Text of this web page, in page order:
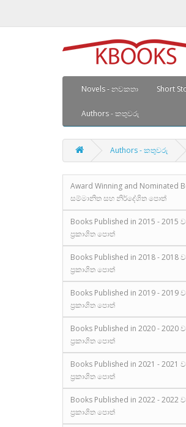
Novels - නවකතා Short
Authors - කතුවරු
Authors - කතුවරු
Award Winning and Nominated
සම්මානිත සහ නිර්දේශිත පොත්
Books Published in 2015 - 2015
ප්‍රකාශිත පොත්
Books Published in 2018 - 2018
ප්‍රකාශිත පොත්
Books Published in 2019 - 2019
ප්‍රකාශිත පොත්
Books Published in 2020 - 2020
ප්‍රකාශිත පොත්
Books Published in 2021 - 2021
ප්‍රකාශිත පොත්
Books Published in 2022 - 2022
ප්‍රකාශිත පොත්